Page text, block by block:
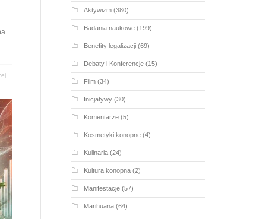
Aktywizm(380)
Badania naukowe(199)
Benefity legalizacji(69)
Debaty i Konferencje(15)
Film(34)
Inicjatywy(30)
Komentarze(5)
Kosmetyki konopne(4)
Kulinaria(24)
Kultura konopna(2)
Manifestacje(57)
Marihuana(64)